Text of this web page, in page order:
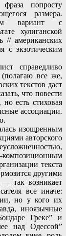
попросту
размера.
вариант с
хулиганской
// американских
с экзотическим
справедливо
все же,
текстов даст
что повести
есть стиховая
ассоциации.
изощренным
авторского
текста
другими
— так возникает
все иначе:
но у кого их
иноязычные
Греке” и
над Одессой”